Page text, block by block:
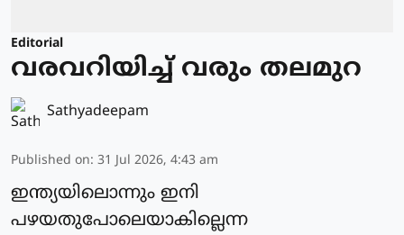
Editorial
വരവറിയിച്ച് വരും തലമുറ
Sathyadeepam
Published on: 31 Jul 2026, 4:43 am
ഇന്ത്യയിലൊന്നും ഇനി
പഴയതുപോലെയാകില്ലെന്ന